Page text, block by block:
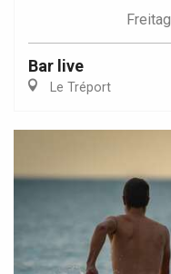
Freitag
Bar live
Le Tréport